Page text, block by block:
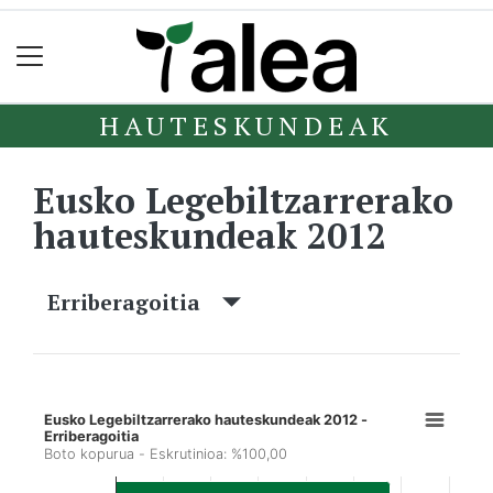
HAUTESKUNDEAK
Eusko Legebiltzarrerako
hauteskundeak 2012
Erriberagoitia
Eusko Legebiltzarrerako hauteskundeak 2012 -
Erriberagoitia
Boto kopurua - Eskrutinioa: %100,00